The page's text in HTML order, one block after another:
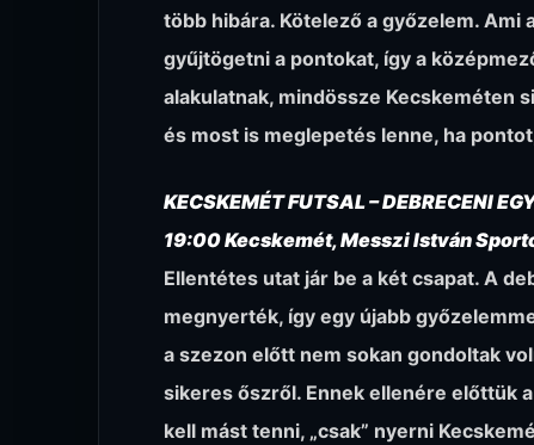
több hibára. Kötelező a győzelem.
gyűjtögetni a pontokat, így a
alakulatnak, mindössze Kecskeméten
és most is meglepetés lenne, ha
KECSKEMÉT FUTSAL – DEBRECENI
19:00 Kecskemét, Messzi István
Ellentétes utat jár be a két csapat. A
megnyerték, így egy újabb
a szezon előtt nem sokan gondoltak
sikeres őszről. Ennek ellenére előttük
kell mást tenni, „csak” nyerni